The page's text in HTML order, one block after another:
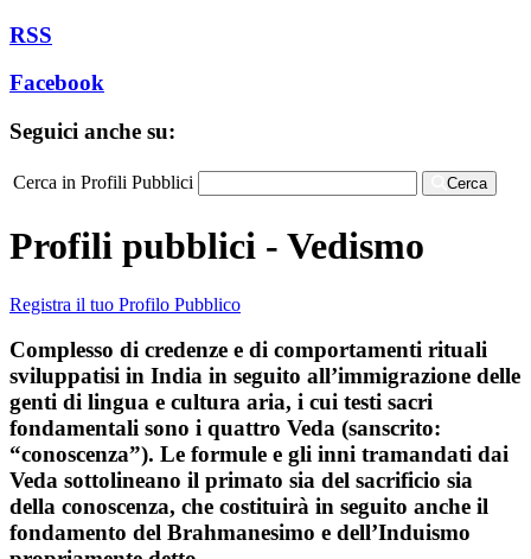
RSS
Facebook
Seguici anche su:
Cerca in Profili Pubblici Cerca
Profili pubblici - Vedismo
Registra il tuo Profilo Pubblico
Complesso di credenze e di comportamenti rituali
sviluppatisi in India in seguito all’immigrazione delle
genti di lingua e cultura aria, i cui testi sacri
fondamentali sono i quattro Veda (sanscrito:
“conoscenza”). Le formule e gli inni tramandati dai
Veda sottolineano il primato sia del sacrificio sia
della conoscenza, che costituirà in seguito anche il
fondamento del Brahmanesimo e dell’Induismo